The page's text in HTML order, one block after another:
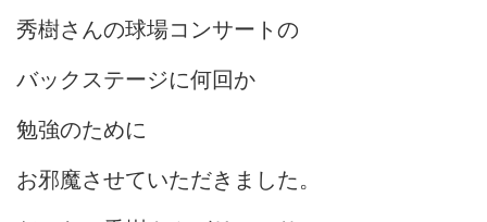
秀樹さんの球場コンサートの
バックステージに何回か
勉強のために
お邪魔させていただきました。